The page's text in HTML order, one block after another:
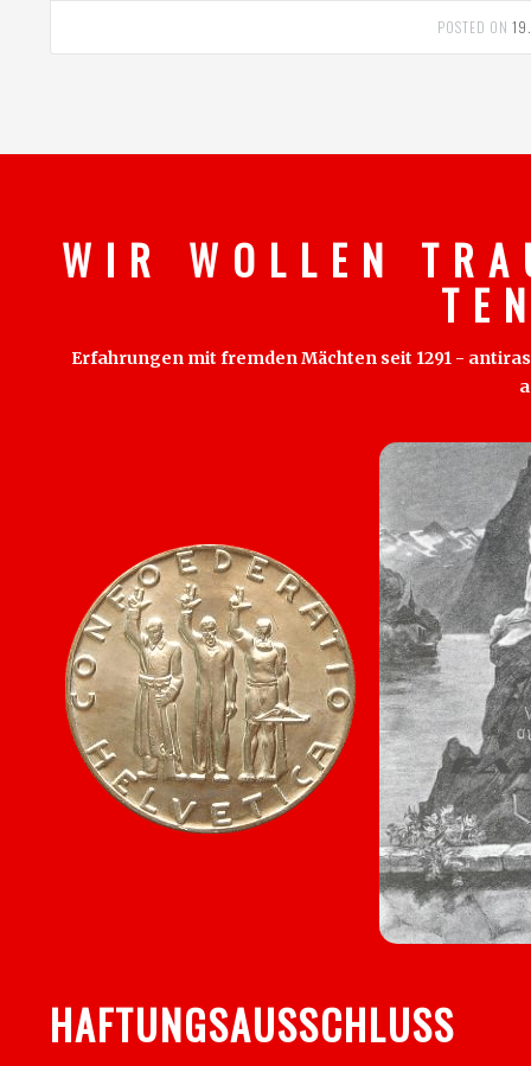
POSTED ON
W I R W O L L E N T R
T E
Erfahrungen mit fremden Mächten seit 1291 -
HAFTUNGSAUSSCHLUSS